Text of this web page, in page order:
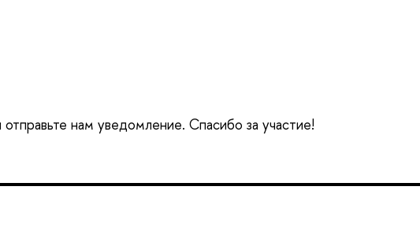
нам уведомление. Спасибо за участие!